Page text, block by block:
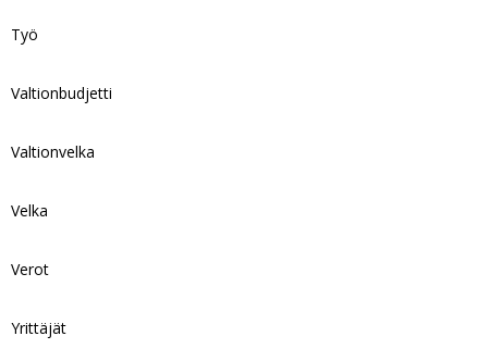
Työ
Valtionbudjetti
Valtionvelka
Velka
Verot
Yrittäjät